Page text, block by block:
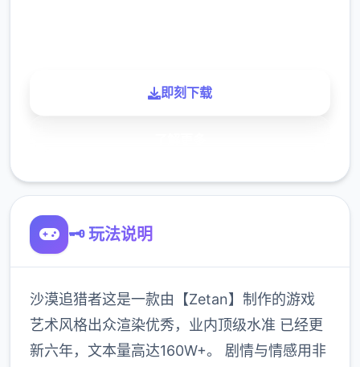
即刻下载
🗝️ 玩法说明
沙漠追猎者这是一款由【Zetan】制作的游戏
艺术风格出众渲染优秀，业内顶级水准 已经更
新六年，文本量高达160W+。 剧情与情感用非